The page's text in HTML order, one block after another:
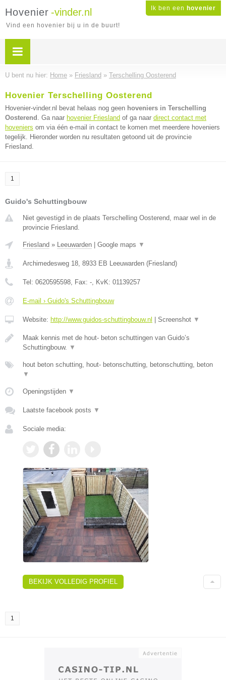
Ik ben een hovenier
Hovenier -vinder.nl
Vind een hovenier bij u in de buurt!
U bent nu hier: Home » Friesland » Terschelling Oosterend
Hovenier Terschelling Oosterend
Hovenier-vinder.nl bevat helaas nog geen hoveniers in Terschelling
Oosterend . Ga naar hovenier Friesland of ga naar direct contact met
hoveniers om via één e-mail in contact te komen met meerdere hoveniers
tegelijk. Hieronder worden nu resultaten getoond uit de provincie
Friesland.
1
Guido's Schuttingbouw
Niet gevestigd in de plaats Terschelling Oosterend, maar wel in de
provincie Friesland.
Friesland » Leeuwarden Google maps ▼
Archimedesweg 18, 8933 EB Leeuwarden (Friesland)
Tel: 0620595598, Fax: -, KvK: 01139257
E-mail › Guido's Schuttingbouw
Website: http://www.guidos-schuttingbouw.nl Screenshot ▼
Maak kennis met de hout- beton schuttingen van Guido’s
Schuttingbouw. ▼
hout beton schutting, hout- betonschutting, betonschutting, beton
▼
Openingstijden ▼
Laatste facebook posts ▼
Sociale media:
BEKIJK VOLLEDIG PROFIEL
1